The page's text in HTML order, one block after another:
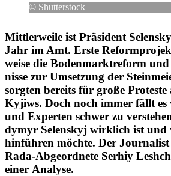
© Shut­ter­stock
Mitt­ler­weile ist Prä­si­dent
Jahr im Amt. Erste
weise die Boden­markt­re­form
nisse zur Umset­zung der
sorgten bereits für große
Kyjiws. Doch noch immer fällt es
und Exper­ten schwer zu
dymyr Selen­skyj wirk­lich ist und
hin­füh­ren möchte. Der
Rada-Abge­ord­nete Serhiy
einer Analyse.